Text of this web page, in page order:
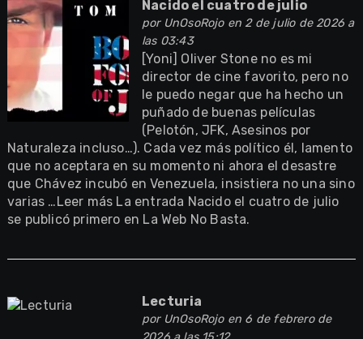
Nacido el cuatro de julio
por UnOsoRojoen 2 de julio de 2026 a
las 03:43
[Yoni] Oliver Stone no es mi
director de cine favorito, pero no
le puedo negar que ha hecho un
puñado de buenas películas
(Pelotón, JFK, Asesinos por
Naturaleza incluso…). Cada vez más político él, lamento
que no aceptara en su momento ni ahora el desastre
que Chávez incubó en Venezuela, insistiera no una sino
varias …Leer más La entrada Nacido el cuatro de julio
se publicó primero en La Web No Basta.
Lecturia
por UnOsoRojoen 6 de febrero de